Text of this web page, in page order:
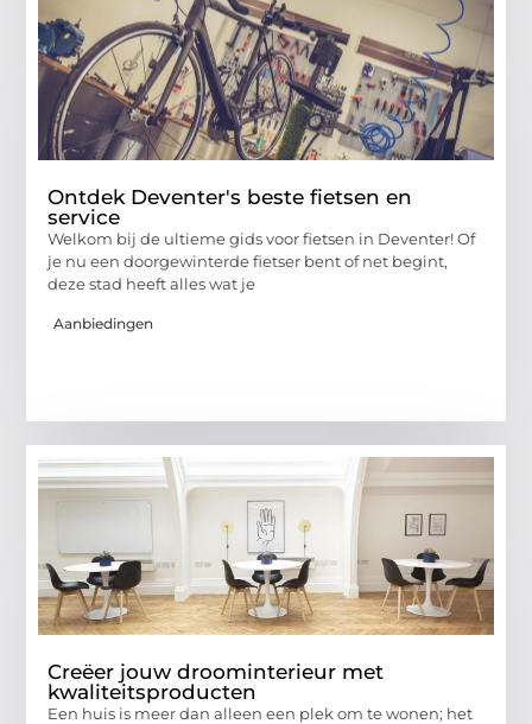
Ontdek Deventer's beste fietsen en
service
Welkom bij de ultieme gids voor fietsen in Deventer! Of
je nu een doorgewinterde fietser bent of net begint,
deze stad heeft alles wat je
Aanbiedingen
Creëer jouw droominterieur met
kwaliteitsproducten
Een huis is meer dan alleen een plek om te wonen; het